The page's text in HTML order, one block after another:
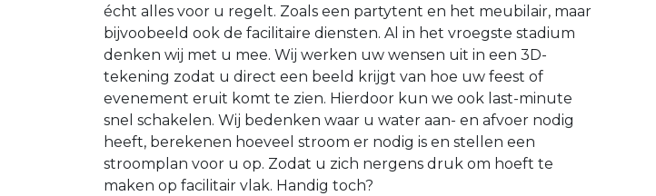
écht alles voor u regelt. Zoals een partytent en het meubilair, maar
bijvoobeeld ook de facilitaire diensten. Al in het vroegste stadium
denken wij met u mee. Wij werken uw wensen uit in een 3D-
tekening zodat u direct een beeld krijgt van hoe uw feest of
evenement eruit komt te zien. Hierdoor kun we ook last-minute
snel schakelen. Wij bedenken waar u water aan- en afvoer nodig
heeft, berekenen hoeveel stroom er nodig is en stellen een
stroomplan voor u op. Zodat u zich nergens druk om hoeft te
maken op facilitair vlak. Handig toch?